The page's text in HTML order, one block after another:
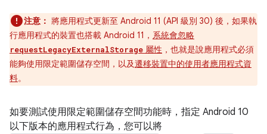
注意： 將應用程式更新至 Android 11 (API 級別 30) 後，如果執
行應用程式的裝置也搭載 Android 11， 系統會忽略
requestLegacyExternalStorage 屬性 ，也就是說應用程式必須
能夠使用限定範圍儲存空間，以及遷移裝置中的使用者應用程式資
料。
如要測試使用限定範圍儲存空間功能時，指定 Android 10
以下版本的應用程式行為，您可以將